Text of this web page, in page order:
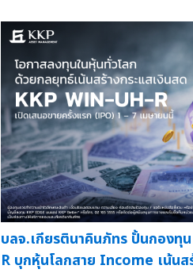
บลจ.เกียรตินาคินภัทร ปั้นกองทุ
R บุกหุ้นโลกสาย Income เน้นส